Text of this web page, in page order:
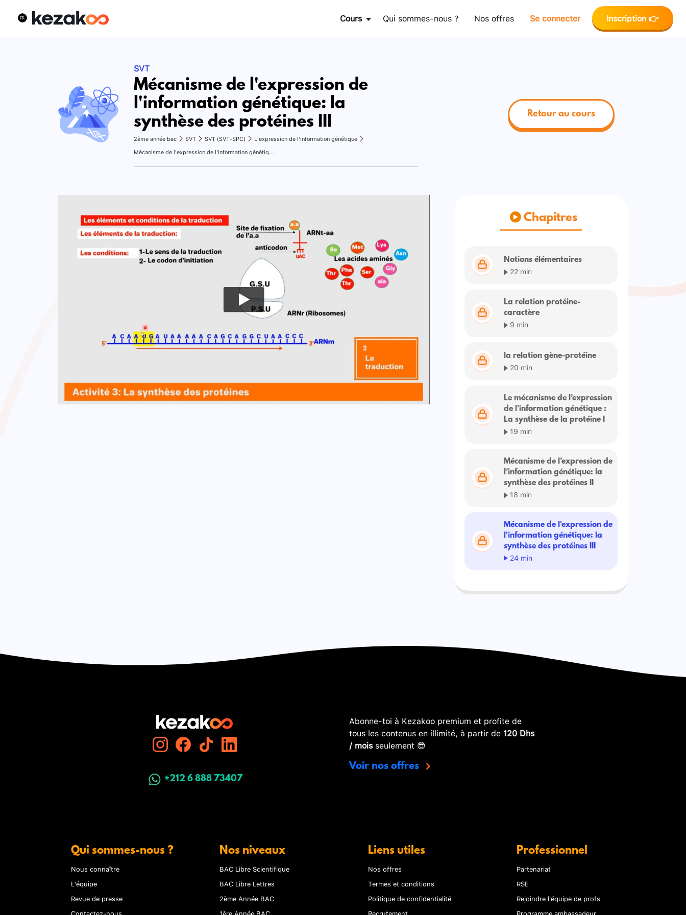
Cours Qui sommes-nous ? Nos offres Se connecter Inscription 👉
SVT
Mécanisme de l'expression de
l'information génétique: la
synthèse des protéines III
2ème année bac SVT SVT (SVT-SPC)
L'expression de l'information génétique
Mécanisme de l'expression de l'information génétique: la synthèse des protéines III
Retour au cours
Chapitres
Notions élémentaires
22 min
La relation protéine-
caractère
9 min
la relation gène-protéine
20 min
Le mécanisme de l’expression
de l’information génétique :
La synthèse de la protéine I
19 min
Mécanisme de l’expression de
l’information génétique: la
synthèse des protéines II
18 min
Mécanisme de l'expression de
l'information génétique: la
synthèse des protéines III
24 min
+212 6 888 73407
Abonne-toi à Kezakoo premium et profite de
tous les contenus en illimité, à partir de 120 Dhs
/ moisseulement 😎
Voir nos offres
Qui sommes-nous ?
Nous connaître
L'équipe
Revue de presse
Nos niveaux
BAC Libre Scientifique
BAC Libre Lettres
2ème Année BAC
Liens utiles
Nos offres
Termes et conditions
Politique de confidentialité
Professionnel
Partenariat
RSE
Rejoindre l'équipe de profs